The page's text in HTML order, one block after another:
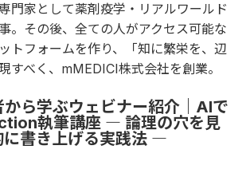
門家として薬剤疫学・リアルワールド
。その後、全ての人がアクセス可能な
トフォームを作り、「知に繁栄を、辺
すべく、mMEDICI株式会社を創業。
ら学ぶウェビナー紹介｜AIで
執筆講座 ― 論理の穴を見
に書き上げる実践法 ―